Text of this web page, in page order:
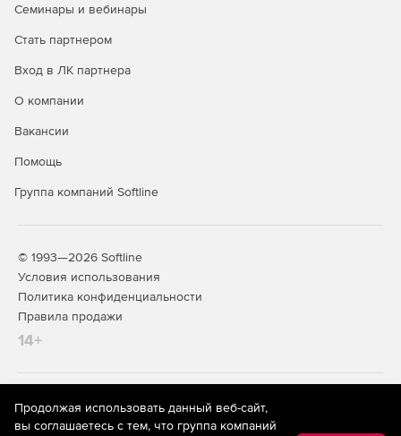
Формирование отчетов
Семинары и вебинары
Стать партнером
Вход в ЛК партнера
О компании
Вакансии
Помощь
Группа компаний Softline
© 1993—2026 Softline
Условия использования
Политика конфиденциальности
Правила продажи
14+
На информационном ресурсе store.softline.ru применяются
рекомендательные технологии
(информационные технологии
предоставления информации на основе сбора,
Продолжая использовать данный веб-сайт,
вы соглашаетесь с тем, что группа компаний